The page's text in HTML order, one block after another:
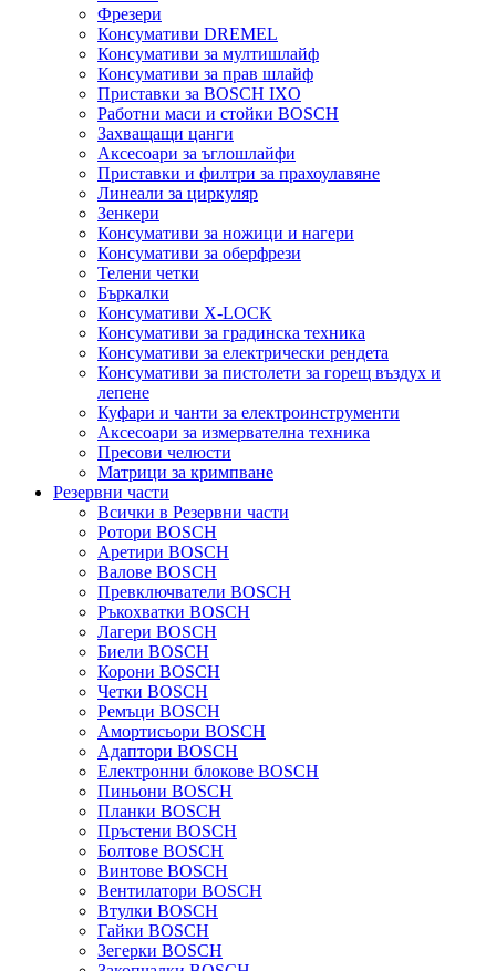
Фрезери
Консумативи DREMEL
Консумативи за мултишлайф
Консумативи за прав шлайф
Приставки за BOSCH IXO
Работни маси и стойки BOSCH
Захващащи цанги
Аксесоари за ъглошлайфи
Приставки и филтри за прахоулавяне
Линеали за циркуляр
Зенкери
Консумативи за ножици и нагери
Консумативи за оберфрези
Телени четки
Бъркалки
Консумативи X-LOCK
Консумативи за градинска техника
Консумативи за електрически рендета
Консумативи за пистолети за горещ въздух и
лепене
Куфари и чанти за електроинструменти
Аксесоари за измервателна техника
Пресови челюсти
Матрици за кримпване
Резервни части
Всички в Резервни части
Ротори BOSCH
Аретири BOSCH
Валове BOSCH
Превключватели BOSCH
Ръкохватки BOSCH
Лагери BOSCH
Биели BOSCH
Корони BOSCH
Четки BOSCH
Ремъци BOSCH
Амортисьори BOSCH
Адаптори BOSCH
Електронни блокове BOSCH
Пиньони BOSCH
Планки BOSCH
Пръстени BOSCH
Болтове BOSCH
Винтове BOSCH
Вентилатори BOSCH
Втулки BOSCH
Гайки BOSCH
Зегерки BOSCH